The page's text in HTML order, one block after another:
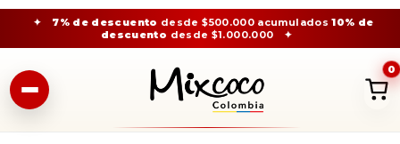
✦ 7% de descuento desde $500.000 acumulados10% de
descuento desde $1.000.000 ✦
0